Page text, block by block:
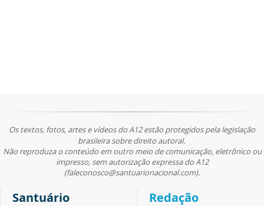
Os textos, fotos, artes e vídeos do A12 estão protegidos pela legislação
brasileira sobre direito autoral.
Não reproduza o conteúdo em outro meio de comunicação, eletrônico ou
impresso, sem autorização expressa do A12
(faleconosco@santuarionacional.com).
Santuário Redação